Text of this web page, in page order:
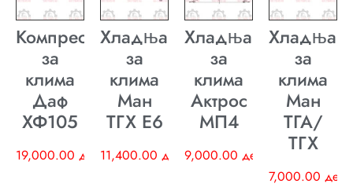
Компресор
за
клима
Даф
ХФ105
19,000.00 ден
Хладњак
за
клима
Ман
ТГХ E6
11,400.00 ден
Хладњак
за
клима
Актрос
МП4
9,000.00 ден
Хладњак
за
клима
Ман
ТГА/
ТГХ
7,000.00 ден